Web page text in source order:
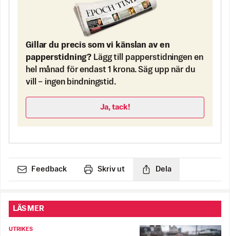
Gillar du precis som vi känslan av en
papperstidning? Lägg till papperstidningen en
hel månad för endast 1 krona. Säg upp när du
vill – ingen bindningstid.
Ja, tack!
Feedback Skriv ut Dela
LÄS MER
UTRIKES